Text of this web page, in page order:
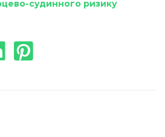
судинного ризику